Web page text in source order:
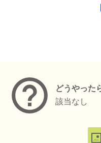
どうやった
該当なし